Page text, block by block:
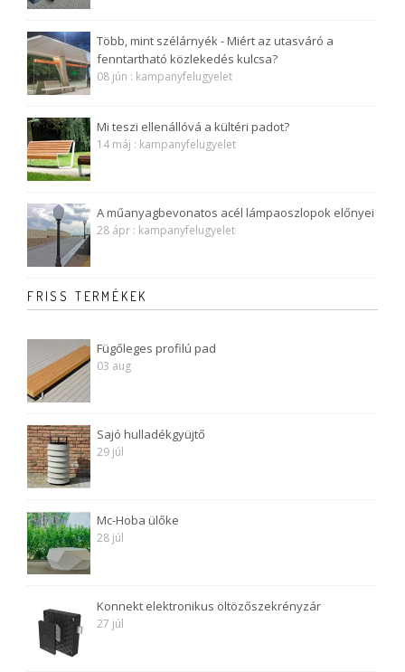
Több, mint szélárnyék - Miért az utasváró a
fenntartható közlekedés kulcsa?
08 jún : kampanyfelugyelet
Mi teszi ellenállóvá a kültéri padot?
14 máj : kampanyfelugyelet
A műanyagbevonatos acél lámpaoszlopok előnyei
28 ápr : kampanyfelugyelet
FRISS TERMÉKEK
Fügőleges profilú pad
03 aug
Sajó hulladékgyüjtő
29 júl
Mc-Hoba ülőke
28 júl
Konnekt elektronikus öltözőszekrényzár
27 júl